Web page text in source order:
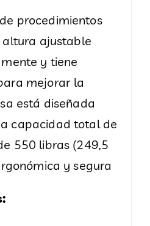
procedimientos
altura ajustable
y tiene
mejorar la
está diseñada
capacidad total de
550 libras (249,5
y segura